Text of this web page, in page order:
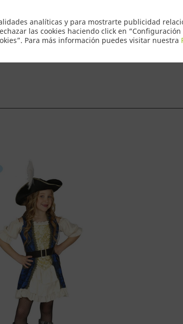
analíticas y para mostrarte publicidad
las cookies haciendo click en
Para más información puedes visitar nuestra
Contacto